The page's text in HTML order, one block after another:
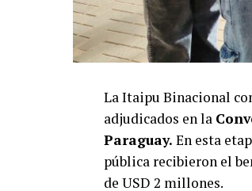
expresó que la
grados en prestigiosas
Añadió que el
La Itaipu Binacional
adjudicados en la
Paraguay. En esta
pública recibieron el
de USD 2 millones.